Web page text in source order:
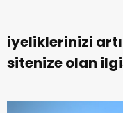
iyeliklerinizi
sitenize olan